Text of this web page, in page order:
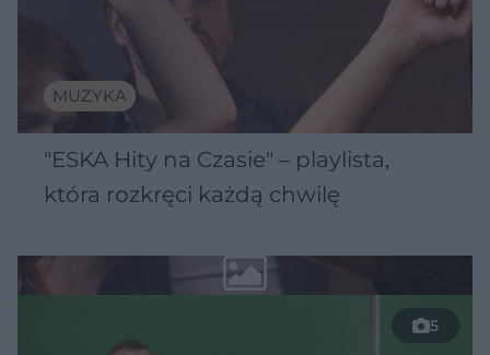
MUZYKA
"ESKA Hity na Czasie" – playlista,
która rozkręci każdą chwilę
5